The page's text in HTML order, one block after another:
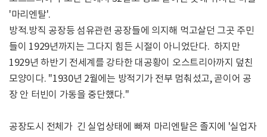
'마리엔탈'.
방적.방직 공장등 섬유관련 공장들에 의지해 먹고살던 그곳 주민
들이 1929년까지는 그다지 힘든 시절이 아니었단다. 하지만
1929년 하반기 전세계를 강타한 대공황이 오스트리아까지 덮친
모양이다. "1930년 2월에는 방적기가 전부 멈춰섰고, 곧이어 공
장 안 터빈이 가동을 중단했다."
공장도시 전체가 긴 실업상태에 빠져 마리엔탈은 졸지에 '실업자